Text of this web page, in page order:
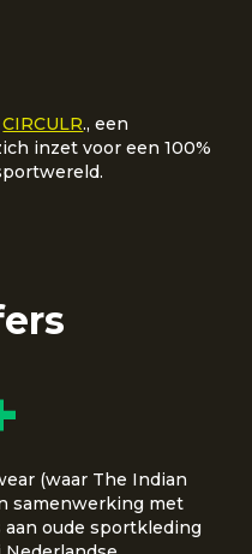
CIRCULR., een
inzet voor een 100%
(waar The Indian
samenwerking met
aan oude sportkleding